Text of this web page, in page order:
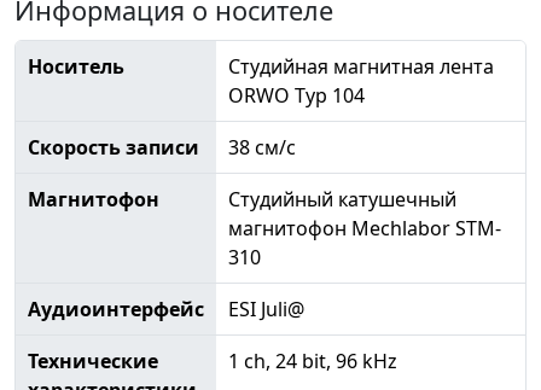
Информация о носителе
Носитель
Студийная магнитная лента
ORWO Typ 104
Скорость записи
38 см/с
Магнитофон
Студийный катушечный
магнитофон Mechlabor STM-
310
Аудиоинтерфейс
ESI Juli@
Технические
1 ch, 24 bit, 96 kHz